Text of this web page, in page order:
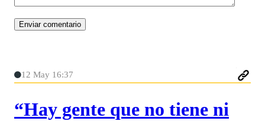
12 May 16:37
“Hay gente que no tiene ni